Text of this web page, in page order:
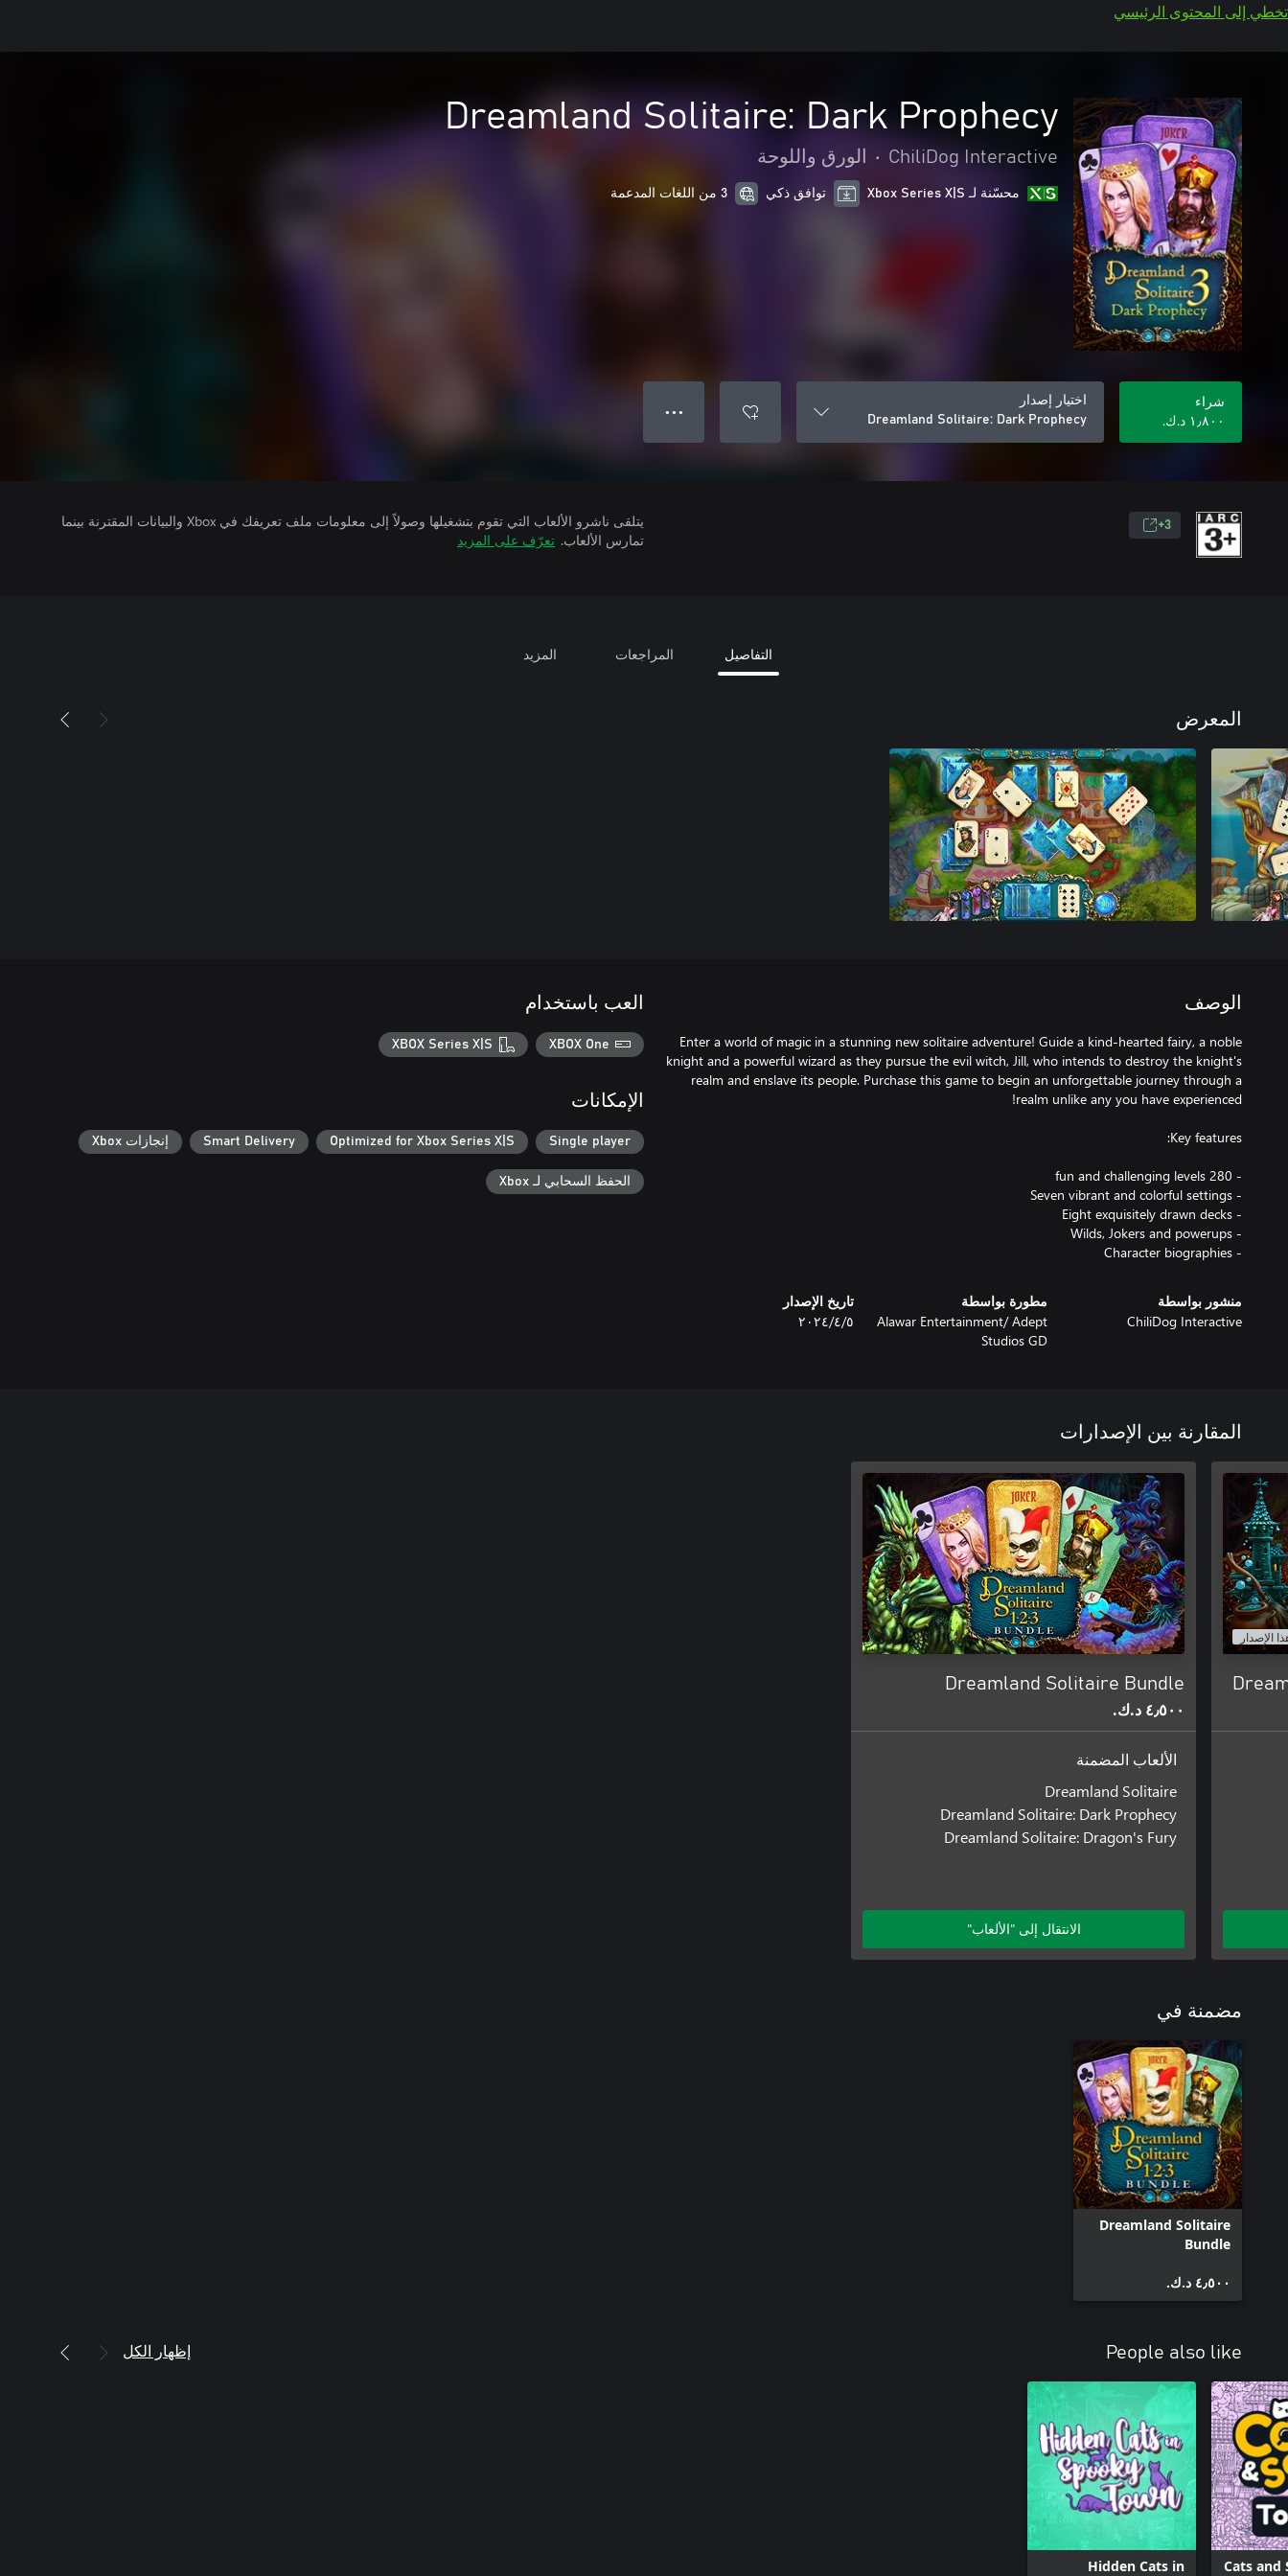
تخطي إلى المحتوى الرئيسي
Dreamland Solitaire: Dark Prophecy
ChiliDog Interactive
• الورق واللوحة
محسّنة لـ Xbox Series X|S توافق ذكي 3 من اللغات المدعمة
شراء
١٫٨٠٠ د.ك.‏
اختيار إصدار
Dreamland Solitaire: Dark Prophecy
● ● ●
3+
يتلقى ناشرو الألعاب التي تقوم بتشغيلها وصولاً إلى معلومات ملف تعريفك في Xbox والبيانات المقترنة بينما
تمارس الألعاب. تعرّف على المزيد
التفاصيل المراجعات المزيد
المعرض
الوصف
Enter a world of magic in a stunning new solitaire adventure! Guide a kind-hearted fairy, a noble
knight and a powerful wizard as they pursue the evil witch, Jill, who intends to destroy the knight's
realm and enslave its people. Purchase this game to begin an unforgettable journey through a
- Character biographies
منشور بواسطة
ChiliDog Interactive
مطورة بواسطة
Alawar Entertainment/ Adept
Studios GD
تاريخ الإصدار
٥‏/٤‏/٢٠٢٤
العب باستخدام
XBOX One
XBOX Series X|S
الإمكانات
Single player
Optimized for Xbox Series X|S
Smart Delivery إنجازات Xbox
الحفظ السحابي لـ Xbox
المقارنة بين الإصدارات
الإصدار
Dreamland Solitaire Bundle
٤٫٥٠٠ د.ك.‏
الألعاب المضمنة
Dreamland Solitaire
Dreamland Solitaire: Dark Prophecy
Dreamland Solitaire: Dragon's Fury
الانتقال إلى "الألعاب"
مضمنة في
Dreamland Solitaire
Bundle
٤٫٥٠٠ د.ك.‏
People also like إظهار الكل
Cats and
Hidden Cats in